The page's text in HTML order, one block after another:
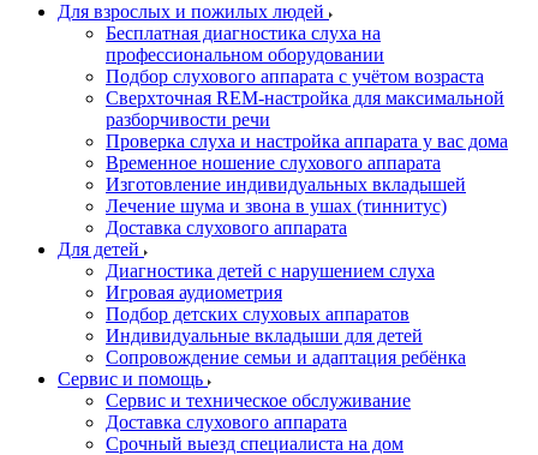
Для взрослых и пожилых людей
Бесплатная диагностика слуха на
профессиональном оборудовании
Подбор слухового аппарата с учётом возраста
Сверхточная REM-настройка для максимальной
разборчивости речи
Проверка слуха и настройка аппарата у вас дома
Временное ношение слухового аппарата
Изготовление индивидуальных вкладышей
Лечение шума и звона в ушах (тиннитус)
Доставка слухового аппарата
Для детей
Диагностика детей с нарушением слуха
Игровая аудиометрия
Подбор детских слуховых аппаратов
Индивидуальные вкладыши для детей
Сопровождение семьи и адаптация ребёнка
Сервис и помощь
Сервис и техническое обслуживание
Доставка слухового аппарата
Срочный выезд специалиста на дом